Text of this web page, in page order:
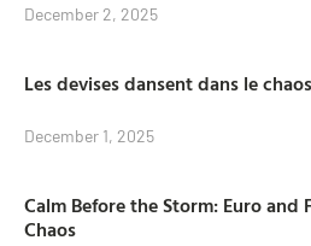
December 2, 2025
Les devises dansent dans le
December 1, 2025
Calm Before the Storm: Euro and
Chaos